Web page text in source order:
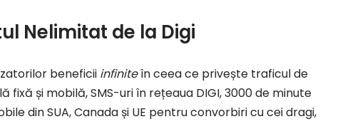
Nelimitat de la Digi
beneficii infiniteîn ceea ce privește traficul de
și mobilă, SMS-uri în rețeaua DIGI, 3000 de minute
din SUA, Canada și UE pentru convorbiri cu cei dragi,